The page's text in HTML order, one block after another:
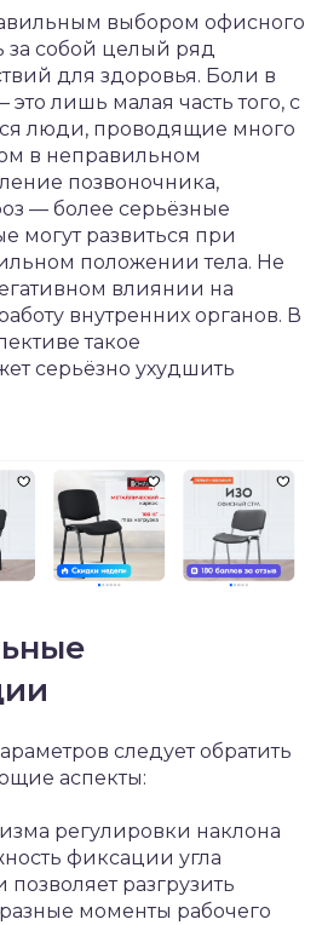
выбором офисного
за собой целый ряд
для здоровья. Боли в
лишь малая часть того, с
люди, проводящие много
в неправильном
позвоночника,
— более серьёзные
могут развиться при
положении тела. Не
влиянии на
внутренних органов. В
такое
серьёзно ухудшить
следует обратить
аспекты:
регулировки наклона
фиксации угла
разгрузить
моменты рабочего